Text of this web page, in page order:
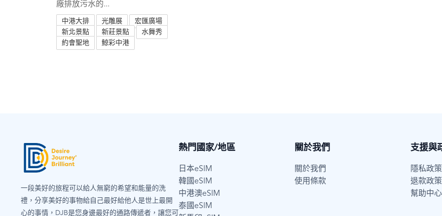
廠排放污水的...
中港大排 光雕展
宏匯廣場
新北景點
新莊景點
水舞秀
約會聖地
鯨彩中港
一段美好的旅程可以給人無窮的希望和能量的洗
禮，分享美好的事物給自己最好給他人是世上最開
心的事情，DJB是您身邊最好的通路傳遞者，讓您可
熱門國家/地區
日本eSIM
韓國eSIM
中港澳eSIM
泰國eSIM
關於我們
關於我們
使用條款
支援與
隱私政策
退款政策
幫助中心